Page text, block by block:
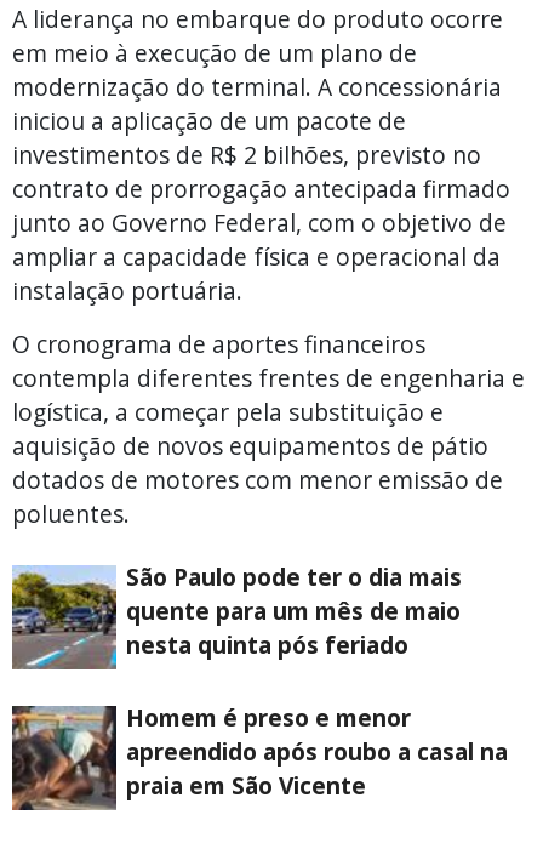
A liderança no embarque do produto ocorre
em meio à execução de um plano de
modernização do terminal. A concessionária
iniciou a aplicação de um pacote de
investimentos de R$ 2 bilhões, previsto no
contrato de prorrogação antecipada firmado
junto ao Governo Federal, com o objetivo de
ampliar a capacidade física e operacional da
instalação portuária.
O cronograma de aportes financeiros
contempla diferentes frentes de engenharia e
logística, a começar pela substituição e
aquisição de novos equipamentos de pátio
dotados de motores com menor emissão de
poluentes.
São Paulo pode ter o dia mais
quente para um mês de maio
nesta quinta pós feriado
Homem é preso e menor
apreendido após roubo a casal na
praia em São Vicente